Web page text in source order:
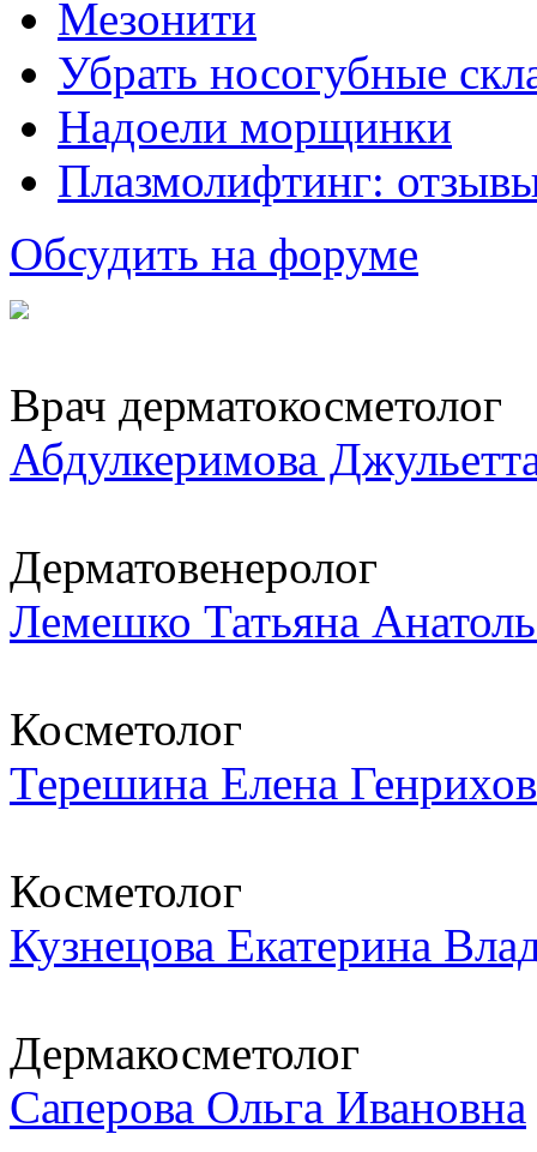
Мезонити
Убрать носогубные
Надоели морщинки
Плазмолифтинг:
Обсудить на форуме
Врач дерматокосметолог
Абдулкеримова
Дерматовенеролог
Лемешко Татьяна
Косметолог
Терешина Елена
Косметолог
Кузнецова Екатерина
Дермакосметолог
Саперова Ольга Ивановна